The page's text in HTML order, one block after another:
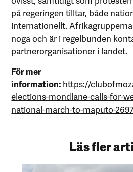
på regeringen tilltar, både
internationellt.
noga och är i regelbunden
partnerorganisationer i landet.
För mer
information: https://
elections-mondlane-calls-for-
national-march-to-maputo-
Läs fler